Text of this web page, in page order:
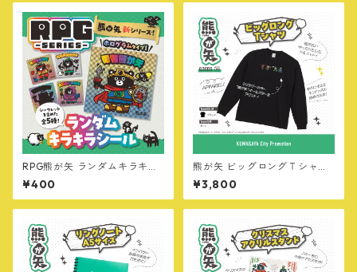
RPG熊が矢 ランダムキラキラ
シール
¥400
熊が矢 ビッグロングＴシャツ
【オールスター・MILITARY v
er】
¥3,800